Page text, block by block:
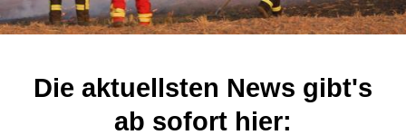
Die aktuellsten News gibt's
ab sofort hier: